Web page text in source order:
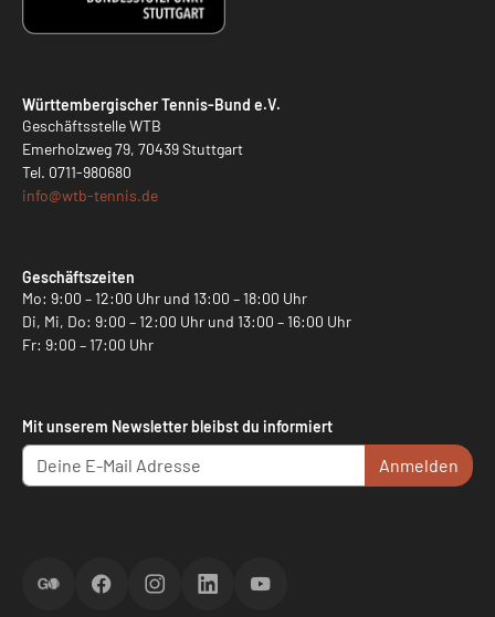
Württembergischer Tennis-Bund e.V.
Geschäftsstelle WTB
Emerholzweg 79, 70439 Stuttgart
Tel. 0711-980680
info@wtb-tennis.de
Geschäftszeiten
Mo: 9:00 – 12:00 Uhr und 13:00 – 18:00 Uhr
Di, Mi, Do: 9:00 – 12:00 Uhr und 13:00 – 16:00 Uhr
Fr: 9:00 – 17:00 Uhr
Mit unserem Newsletter bleibst du informiert
Anmelden
ScoreGOFacebookInstagramLinkedInYouTube